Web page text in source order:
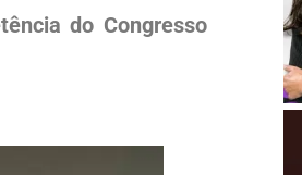
do Congresso